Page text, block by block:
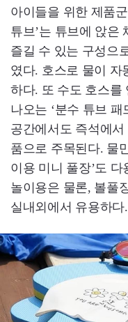
아이들을 위한 제품
튜브’는 튜브에 앉은
즐길 수 있는 구성으
였다. 호스로 물이 자
하다. 또 수도 호스를
나오는 ‘분수 튜브
공간에서도 즉석에
품으로 주목된다. 물
이용 미니 풀장’도
놀이용은 물론, 볼풀
실내외에서 유용하다.